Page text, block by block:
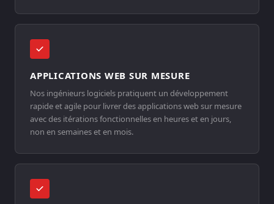
APPLICATIONS WEB SUR MESURE
Nos ingénieurs logiciels pratiquent un développement
rapide et agile pour livrer des applications web sur mesure
avec des itérations fonctionnelles en heures et en jours,
non en semaines et en mois.